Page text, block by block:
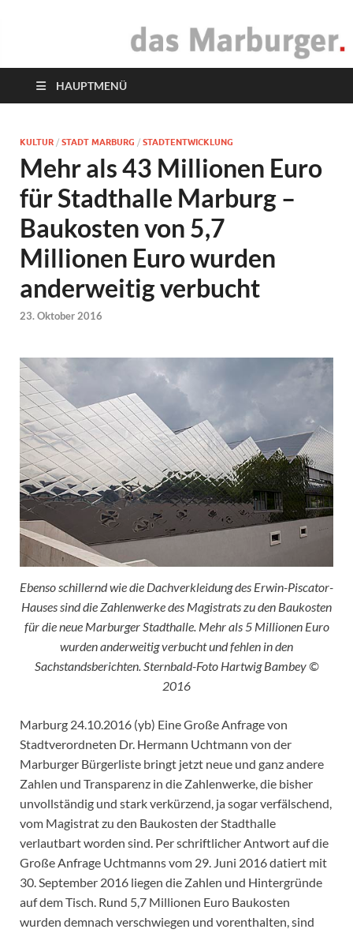
das Marburger.
HAUPTMENÜ
KULTUR / STADT MARBURG / STADTENTWICKLUNG
Mehr als 43 Millionen Euro
für Stadthalle Marburg –
Baukosten von 5,7
Millionen Euro wurden
anderweitig verbucht
23. Oktober 2016
Ebenso schillernd wie die Dachverkleidung des Erwin-Piscator-
Hauses sind die Zahlenwerke des Magistrats zu den Baukosten
für die neue Marburger Stadthalle. Mehr als 5 Millionen Euro
wurden anderweitig verbucht und fehlen in den
Sachstandsberichten. Sternbald-Foto Hartwig Bambey ©
2016
Marburg 24.10.2016 (yb) Eine Große Anfrage von
Stadtverordneten Dr. Hermann Uchtmann von der
Marburger Bürgerliste bringt jetzt neue und ganz andere
Zahlen und Transparenz in die Zahlenwerke, die bisher
unvollständig und stark verkürzend, ja sogar verfälschend,
vom Magistrat zu den Baukosten der Stadthalle
verlautbart worden sind. Per schriftlicher Antwort auf die
Große Anfrage Uchtmanns vom 29. Juni 2016 datiert mit
30. September 2016 liegen die Zahlen und Hintergründe
auf dem Tisch. Rund 5,7 Millionen Euro Baukosten
wurden demnach verschwiegen und vorenthalten, sind